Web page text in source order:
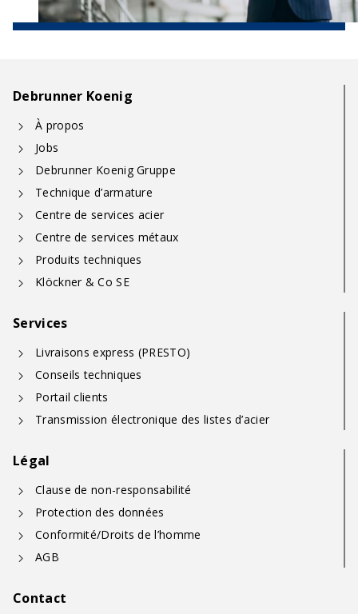
Debrunner Koenig
À propos
Jobs
Debrunner Koenig Gruppe
Technique d’armature
Centre de services acier
Centre de services métaux
Produits techniques
Klöckner & Co SE
Services
Livraisons express (PRESTO)
Conseils techniques
Portail clients
Transmission électronique des listes d’acier
Légal
Clause de non-responsabilité
Protection des données
Conformité/Droits de l’homme
AGB
Contact